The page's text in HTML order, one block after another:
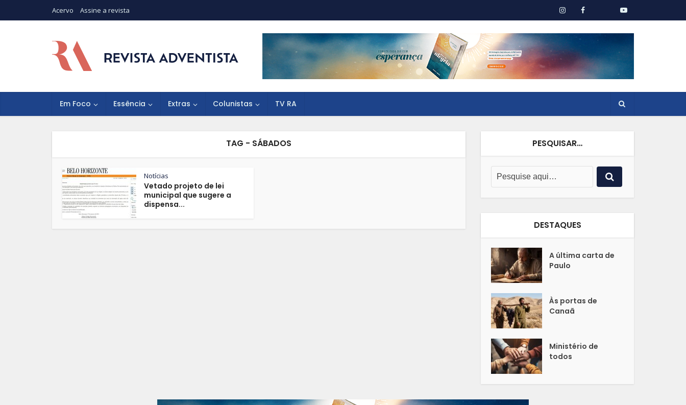
Acervo Assine a revista
Em Foco Essência Extras Colunistas TV RA
TAG - SÁBADOS
Notícias
Vetado projeto de lei
municipal que sugere a
dispensa...
PESQUISAR…
DESTAQUES
A última carta de
Paulo
Às portas de
Canaã
Ministério de
todos